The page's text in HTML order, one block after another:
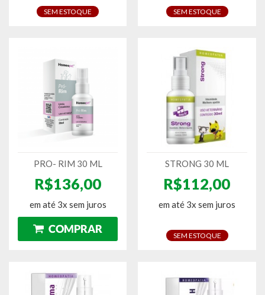
SEM ESTOQUE SEM ESTOQUE
PRO- RIM 30 ML
R$136,00
em até 3x sem juros
STRONG 30 ML
R$112,00
em até 3x sem juros
SEM ESTOQUE